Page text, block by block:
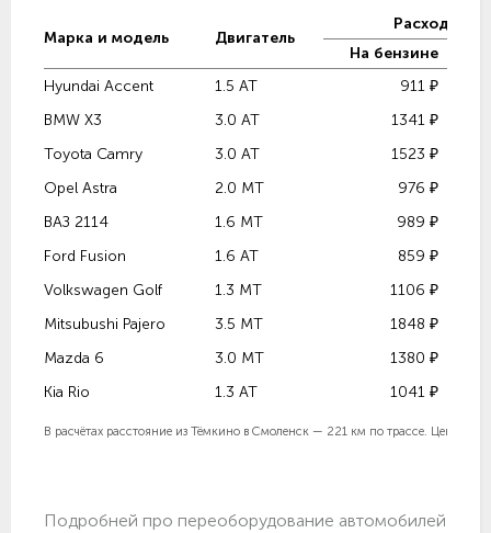
Марка и модель Двигатель
Расход
На бензине
Hyundai Accent
1.5 AT
911 ₽
BMW X3
3.0 AT
1341 ₽
Toyota Camry
3.0 AT
1523 ₽
Opel Astra
2.0 MT
976 ₽
ВАЗ 2114
1.6 MT
989 ₽
Ford Fusion
1.6 AT
859 ₽
Volkswagen Golf
1.3 MT
1106 ₽
Mitsubushi Pajero
3.5 MT
1848 ₽
Mazda 6
3.0 MT
1380 ₽
Kia Rio
1.3 AT 1041 ₽
В расчётах расстояние из Тёмкино в Смоленск — 221 км по трассе. Цены в
Подробней про переоборудование автомобилей